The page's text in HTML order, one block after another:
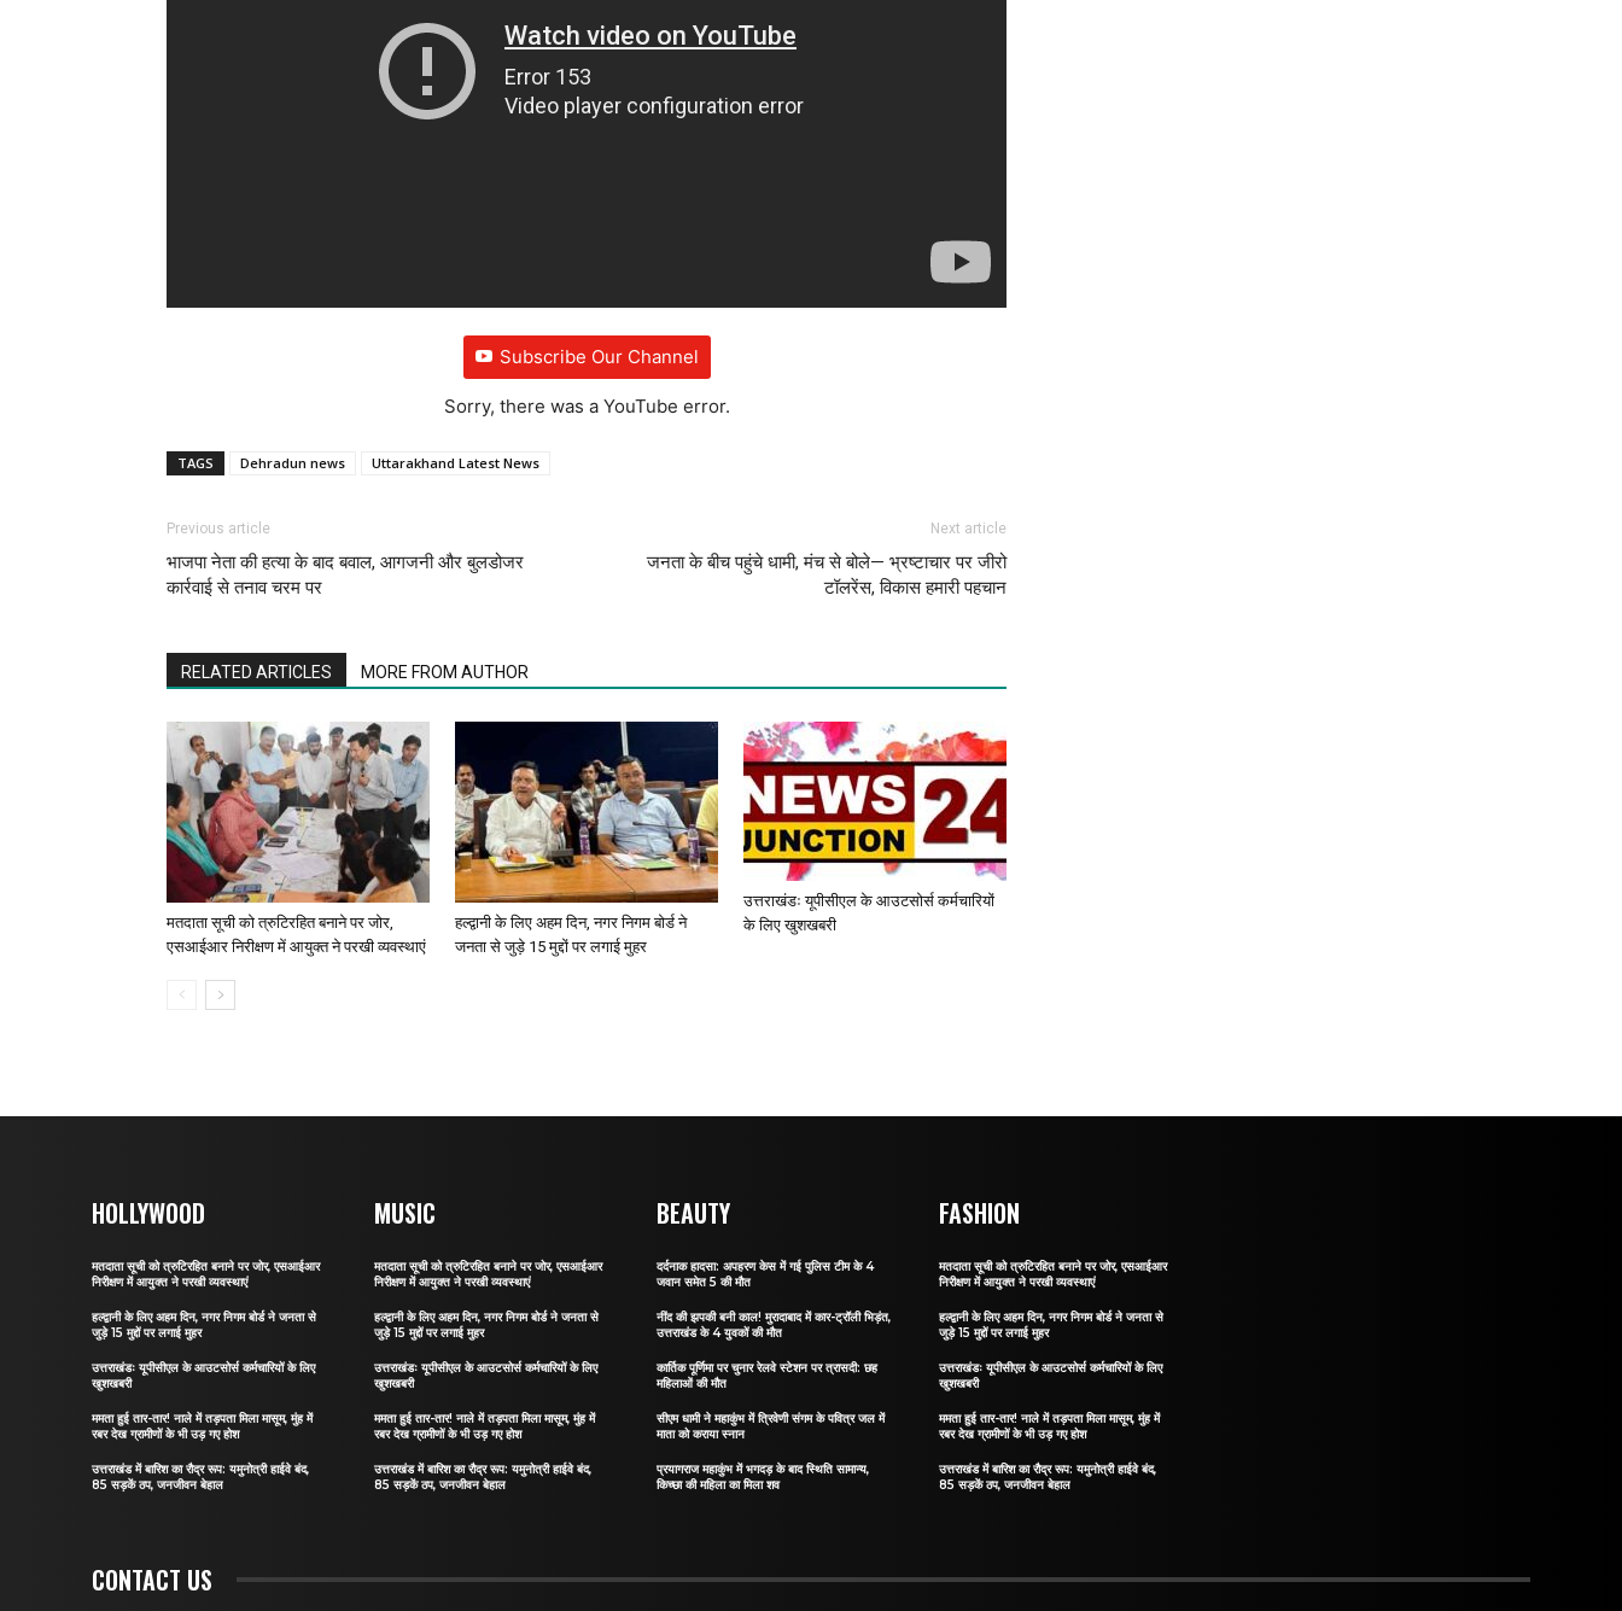
Subscribe Our Channel
Sorry, there was a YouTube error.
TAGS Dehradun news Uttarakhand Latest News
Previous article
भाजपा नेता की हत्या के बाद बवाल, आगजनी और बुलडोजर
कार्रवाई से तनाव चरम पर
Next article
जनता के बीच पहुंचे धामी, मंच से बोले— भ्रष्टाचार पर जीरो
टॉलरेंस, विकास हमारी पहचान
RELATED ARTICLES MORE FROM AUTHOR
मतदाता सूची को त्रुटिरहित बनाने पर जोर,
एसआईआर निरीक्षण में आयुक्त ने परखी व्यवस्थाएं
हल्द्वानी के लिए अहम दिन, नगर निगम बोर्ड ने
जनता से जुड़े 15 मुद्दों पर लगाई मुहर
उत्तराखंडः यूपीसीएल के आउटसोर्स कर्मचारियों
के लिए खुशखबरी
HOLLYWOOD
मतदाता सूची को त्रुटिरहित बनाने पर जोर, एसआईआर
निरीक्षण में आयुक्त ने परखी व्यवस्थाएं
हल्द्वानी के लिए अहम दिन, नगर निगम बोर्ड ने जनता से
जुड़े 15 मुद्दों पर लगाई मुहर
उत्तराखंडः यूपीसीएल के आउटसोर्स कर्मचारियों के लिए
खुशखबरी
ममता हुई तार-तार! नाले में तड़पता मिला मासूम, मुंह में
रबर देख ग्रामीणों के भी उड़ गए होश
उत्तराखंड में बारिश का रौद्र रूप: यमुनोत्री हाईवे बंद,
85 सड़कें ठप, जनजीवन बेहाल
MUSIC
मतदाता सूची को त्रुटिरहित बनाने पर जोर, एसआईआर
निरीक्षण में आयुक्त ने परखी व्यवस्थाएं
हल्द्वानी के लिए अहम दिन, नगर निगम बोर्ड ने जनता से
जुड़े 15 मुद्दों पर लगाई मुहर
उत्तराखंडः यूपीसीएल के आउटसोर्स कर्मचारियों के लिए
खुशखबरी
ममता हुई तार-तार! नाले में तड़पता मिला मासूम, मुंह में
रबर देख ग्रामीणों के भी उड़ गए होश
उत्तराखंड में बारिश का रौद्र रूप: यमुनोत्री हाईवे बंद,
85 सड़कें ठप, जनजीवन बेहाल
BEAUTY
दर्दनाक हादसा: अपहरण केस में गई पुलिस टीम के 4
जवान समेत 5 की मौत
नींद की झपकी बनी काल! मुरादाबाद में कार-ट्रॉली भिड़ंत,
उत्तराखंड के 4 युवकों की मौत
कार्तिक पूर्णिमा पर चुनार रेलवे स्टेशन पर त्रासदी: छह
महिलाओं की मौत
सीएम धामी ने महाकुंभ में त्रिवेणी संगम के पवित्र जल में
माता को कराया स्नान
प्रयागराज महाकुंभ में भगदड़ के बाद स्थिति सामान्य,
किच्छा की महिला का मिला शव
FASHION
मतदाता सूची को त्रुटिरहित बनाने पर जोर, एसआईआर
निरीक्षण में आयुक्त ने परखी व्यवस्थाएं
हल्द्वानी के लिए अहम दिन, नगर निगम बोर्ड ने जनता से
जुड़े 15 मुद्दों पर लगाई मुहर
उत्तराखंडः यूपीसीएल के आउटसोर्स कर्मचारियों के लिए
खुशखबरी
ममता हुई तार-तार! नाले में तड़पता मिला मासूम, मुंह में
रबर देख ग्रामीणों के भी उड़ गए होश
उत्तराखंड में बारिश का रौद्र रूप: यमुनोत्री हाईवे बंद,
85 सड़कें ठप, जनजीवन बेहाल
CONTACT US